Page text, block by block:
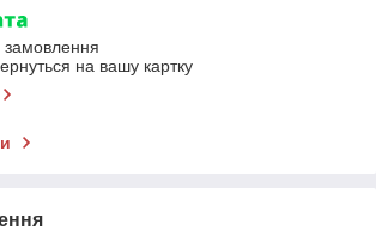
замовлення
на вашу картку